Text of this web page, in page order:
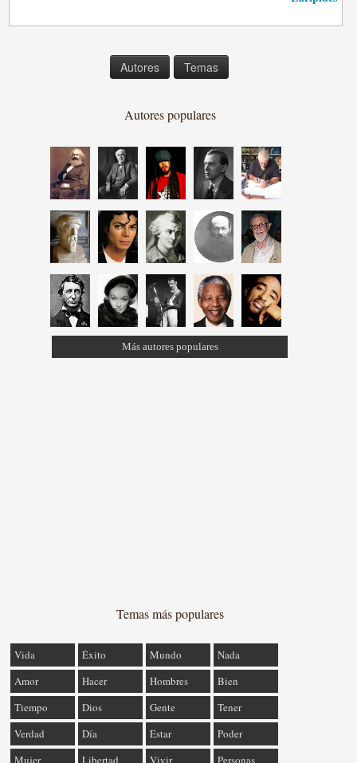
Autores Temas
Autores populares
Más autores populares
Temas más populares
Vida Éxito Mundo
Nada
Amor
Hacer Hombres
Bien
Tiempo
Dios Gente
Tener
Verdad
Día Estar
Poder
Mujer
Libertad Vivir Personas